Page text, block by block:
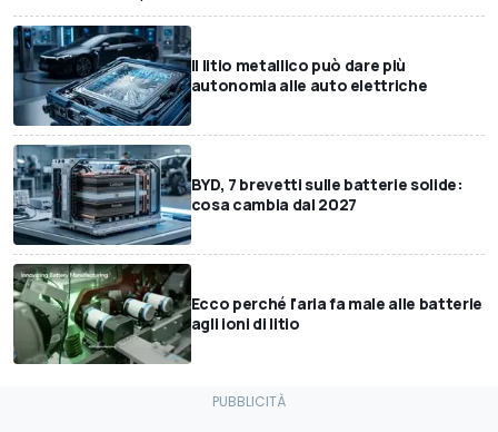
Il litio metallico può dare più
autonomia alle auto elettriche
BYD, 7 brevetti sulle batterie solide:
cosa cambia dal 2027
Ecco perché l'aria fa male alle batterie
agli ioni di litio